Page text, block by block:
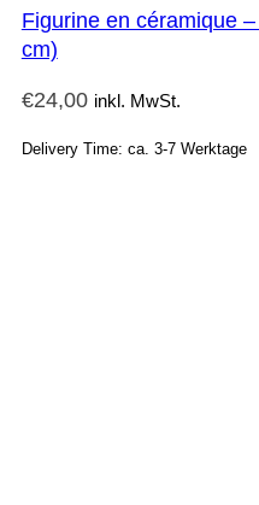
Figurine en céramique
cm)
€24,00 inkl. MwSt.
Delivery Time: ca. 3-7 Werktage